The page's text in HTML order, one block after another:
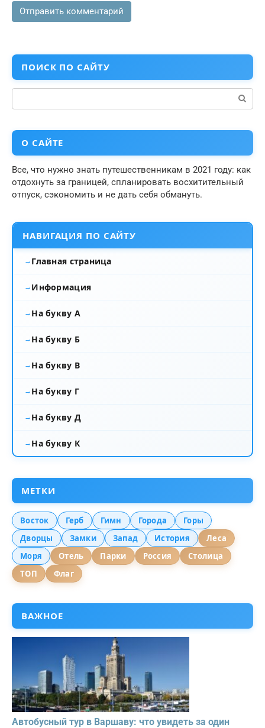
ПОИСК ПО САЙТУ
Поиск:
О САЙТЕ
Все, что нужно знать путешественникам в 2021 году: как
отдохнуть за границей, спланировать восхитительный
отпуск, сэкономить и не дать себя обмануть.
НАВИГАЦИЯ ПО САЙТУ
Главная страница
Информация
На букву А
На букву Б
На букву В
На букву Г
На букву Д
На букву К
МЕТКИ
Восток Герб Гимн Города
Горы
Дворцы
Замки Запад История
Леса
Моря
Отель Парки Россия
Столица
ТОП
Флаг
ВАЖНОЕ
Автобусный тур в Варшаву: что увидеть за один